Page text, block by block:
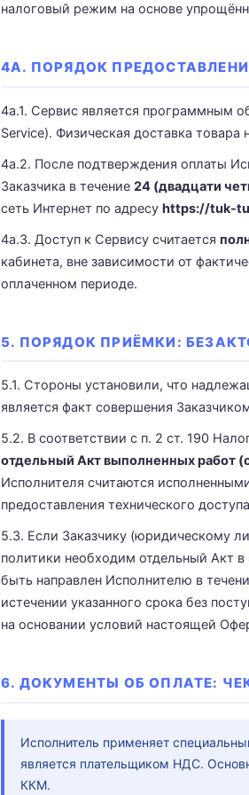
налоговый режим на основе
4А. ПОРЯДОК
4а.1. Сервис является программным
Service). Физическая доставка товара
4а.2. После подтверждения оплаты
Заказчика в течение 24 (двадцати
сеть Интернет по адресу https://tuk-
4а.3. Доступ к Сервису считается
кабинета, вне зависимости от
оплаченном периоде.
5. ПОРЯДОК ПРИЁМКИ:
5.1. Стороны установили, что
является факт совершения
5.2. В соответствии с п. 2 ст. 190
отдельный Акт выполненных работ
Исполнителя считаются
предоставления технического
5.3. Если Заказчику (юридическому
политики необходим отдельный Акт
быть направлен Исполнителю в
истечении указанного срока без
на основании условий настоящей
6. ДОКУМЕНТЫ ОБ ОПЛАТЕ:
Исполнитель применяет
является плательщиком НДС.
ККМ.